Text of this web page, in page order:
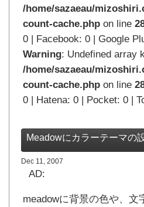
/home/sazaeau/
count-cache.php on line
0 | Facebook: 0 | Google
Warning: Undefined array
/home/sazaeau/
count-cache.php on line
0 | Hatena: 0 | Pocket: 0 |
Meadowにカラーテーマの
Dec 11, 2007
AD:
meadowに背景の色や、文